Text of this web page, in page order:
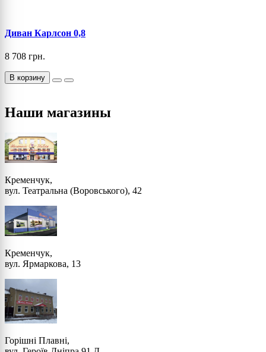
Диван Карлсон 0,8
8 708 грн.
В корзину
Наши магазины
Кременчук,
вул. Театральна (Воровського), 42
Кременчук,
вул. Ярмаркова, 13
Горішні Плавні,